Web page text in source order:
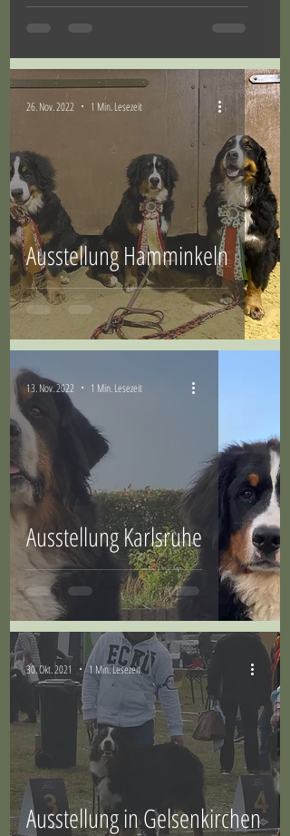
Ausstellung Hamminkeln
26. Nov. 2022 1 Min. Lesezeit
Ausstellung Karlsruhe
13. Nov. 2022 1 Min. Lesezeit
Ausstellung in Gelsenkirchen
30. Okt. 2021 1 Min. Lesezeit